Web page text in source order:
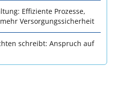
Effiziente Prozesse,
Versorgungssicherheit
schreibt: Anspruch auf